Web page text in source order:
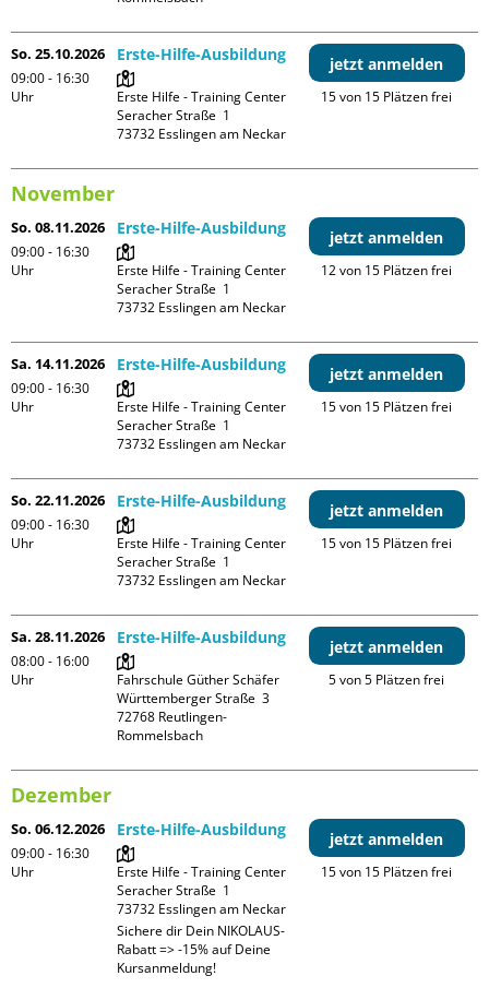
So. 25.10.2026
09:00 - 16:30
Uhr
Erste-Hilfe-Ausbildung
Erste Hilfe - Training Center
Seracher Straße  1
jetzt anmelden
15 von 15 Plätzen frei
November
So. 08.11.2026
09:00 - 16:30
Uhr
Erste-Hilfe-Ausbildung
Erste Hilfe - Training Center
Seracher Straße  1
jetzt anmelden
12 von 15 Plätzen frei
Sa. 14.11.2026
09:00 - 16:30
Uhr
Erste-Hilfe-Ausbildung
Erste Hilfe - Training Center
Seracher Straße  1
jetzt anmelden
15 von 15 Plätzen frei
So. 22.11.2026
09:00 - 16:30
Uhr
Erste-Hilfe-Ausbildung
Erste Hilfe - Training Center
Seracher Straße  1
jetzt anmelden
15 von 15 Plätzen frei
Sa. 28.11.2026
08:00 - 16:00
Uhr
Erste-Hilfe-Ausbildung
Fahrschule Güther Schäfer
Württemberger Straße  3
72768 Reutlingen-
jetzt anmelden
5 von 5 Plätzen frei
Dezember
So. 06.12.2026
09:00 - 16:30
Uhr
Erste-Hilfe-Ausbildung
Erste Hilfe - Training Center
Seracher Straße  1
Sichere dir Dein NIKOLAUS-
Rabatt => -15% auf Deine
Kursanmeldung!
jetzt anmelden
15 von 15 Plätzen frei